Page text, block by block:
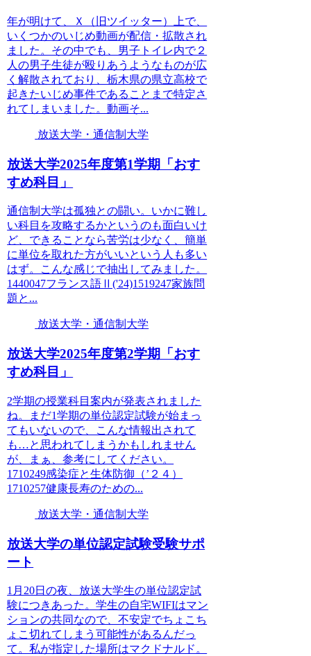
年が明けて、Ｘ（旧ツイッター）上で、
いくつかのいじめ動画が配信・拡散され
ました。その中でも、男子トイレ内で２
人の男子生徒が殴りあうようなものが広
く解散されており、栃木県の県立高校で
起きたいじめ事件であることまで特定さ
れてしまいました。動画そ...
放送大学・通信制大学
放送大学2025年度第1学期「おす
すめ科目」
通信制大学は孤独との闘い。いかに難し
い科目を攻略するかというのも面白いけ
ど、できることなら苦労は少なく、簡単
に単位を取れた方がいいという人も多い
はず。こんな感じで抽出してみました。
1440047フランス語Ⅱ('24)1519247家族問
題と...
放送大学・通信制大学
放送大学2025年度第2学期「おす
すめ科目」
2学期の授業科目案内が発表されました
ね。まだ1学期の単位認定試験が始まっ
てもいないので、こんな情報出されて
も…と思われてしまうかもしれません
が、まぁ、参考にしてください。
1710249感染症と生体防御（’２４）
1710257健康長寿のための...
放送大学・通信制大学
放送大学の単位認定試験受験サポ
ート
1月20日の夜、放送大学生の単位認定試
験につきあった。学生の自宅WIFIはマン
ションの共同なので、不安定でちょこち
ょこ切れてしまう可能性があるんだっ
て。私が指定した場所はマクドナルド。